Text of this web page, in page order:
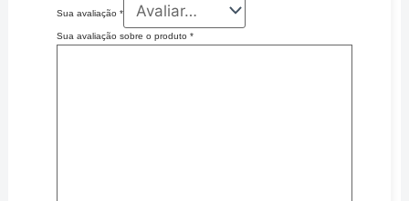
Sua avaliação *
Sua avaliação sobre o produto *